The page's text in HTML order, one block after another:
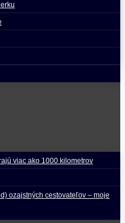
viac ako 1000 kilometrov
ozajstných cestovateľov – moje